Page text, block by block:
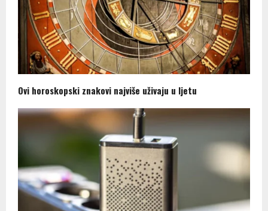
Ovi horoskopski znakovi najviše uživaju u ljetu